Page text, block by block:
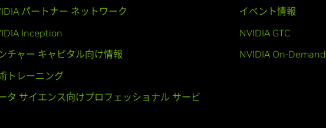
パートナー ネットワーク
Inception
チャー キャピタル向け情報
トレーニング
タ サイエンス向けプロフェッショナル サービ
イベント情報
NVIDIA GTC
NVIDIA On-Demand